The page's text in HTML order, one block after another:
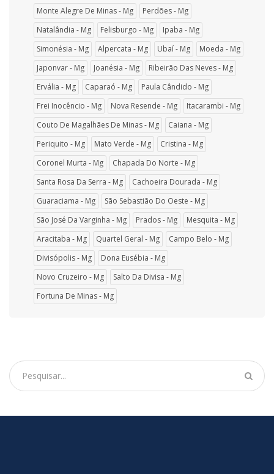
Monte Alegre De Minas - Mg
Perdões - Mg
Natalândia - Mg
Felisburgo - Mg
Ipaba - Mg
Simonésia - Mg
Alpercata - Mg Ubaí - Mg
Moeda - Mg
Japonvar - Mg
Joanésia - Mg
Ribeirão Das Neves - Mg
Ervália - Mg
Caparaó - Mg
Paula Cândido - Mg
Frei Inocêncio - Mg
Nova Resende - Mg
Itacarambi - Mg
Couto De Magalhães De Minas - Mg
Caiana - Mg
Periquito - Mg
Mato Verde - Mg
Cristina - Mg
Coronel Murta - Mg
Chapada Do Norte - Mg
Santa Rosa Da Serra - Mg
Cachoeira Dourada - Mg
Guaraciama - Mg
São Sebastião Do Oeste - Mg
São José Da Varginha - Mg
Prados - Mg
Mesquita - Mg
Aracitaba - Mg
Quartel Geral - Mg
Campo Belo - Mg
Divisópolis - Mg
Dona Eusébia - Mg
Novo Cruzeiro - Mg
Salto Da Divisa - Mg
Fortuna De Minas - Mg